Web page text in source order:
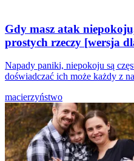
Gdy masz atak
prostych rzeczy [wersja
Napady paniki, niepokoju są
doświadczać ich może każdy z
macierzyństwo